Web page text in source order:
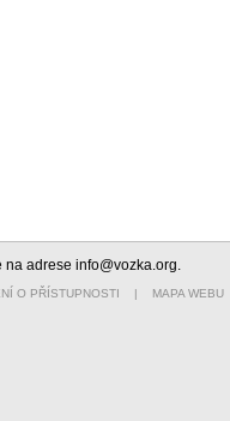
adrese info@vozka.org.
O PŘÍSTUPNOSTI | MAPA WEBU